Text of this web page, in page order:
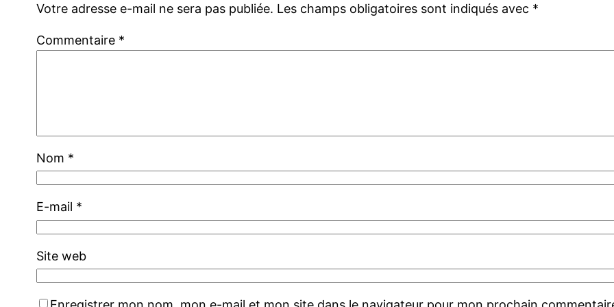
Votre adresse e-mail ne sera pas publiée. Les champs obligatoires sont indiqués avec *
Commentaire *
Nom *
E-mail *
Site web